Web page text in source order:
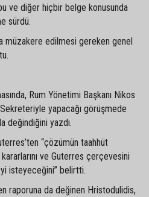
ve diğer hiçbir belge konusunda
sürdü.
müzakere edilmesi gereken genel
Rum Yönetimi Başkanı Nikos
yapacağı görüşmede
değindiğini yazdı.
“çözümün taahhüt
ve Guterres çerçevesini
isteyeceğini” belirtti.
raporuna da değinen Hristodulidis,